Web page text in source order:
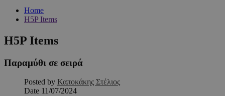
Home
H5P Items
H5P Items
Παραμύθι σε σειρά
Posted by Καποκάκης Στέλιος
Date 11/07/2024